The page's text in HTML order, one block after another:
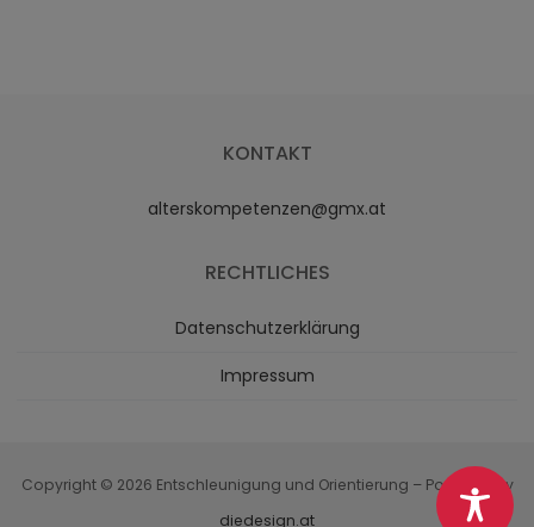
KONTAKT
alterskompetenzen@gmx.at
RECHTLICHES
Datenschutzerklärung
Impressum
Copyright © 2026 Entschleunigung und Orientierung – Powered by
diedesign.at